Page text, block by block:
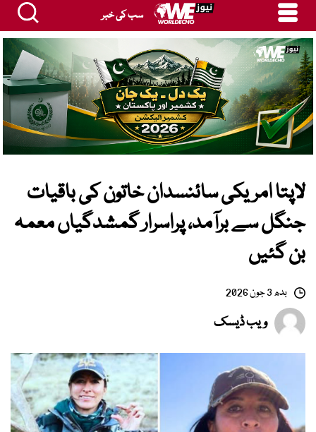
سب کی خبر
لاپتا امریکی سائنسدان خاتون کی باقیات
جنگل سے برآمد، پراسرار گمشدگیاں معمہ
بن گئیں
بدھ 3 جون 2026
ویب ڈیسک